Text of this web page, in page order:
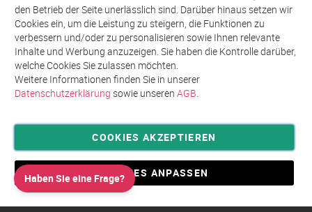
unseren
Newsletter
an:
Privatsphäre und Datenschutz
Allgemeine Geschäftsbedingungen AGB
Impressum
den Betrieb der Seite unerlässlich sind. Darüber hinaus setzen wir
Cookies ein, um die Leistung zu steigern, die Funktionen zu
verbessern und/oder zu personalisieren sowie Ihnen relevante
Inhalte und Werbung anzuzeigen. Sie haben die Kontrolle darüber,
welche Cookies Sie zulassen möchten.
Weitere Informationen finden Sie in unserer
Datenschutzerklärung sowie unseren AGB.
COOKIES AKZEPTIEREN
COOKIES ANPASSEN
Haben Sie eine Frage?